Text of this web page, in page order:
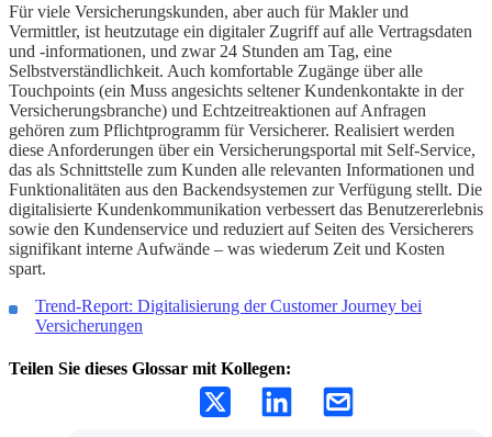
Für viele Versicherungskunden, aber auch für Makler und
Vermittler, ist heutzutage ein digitaler Zugriff auf alle Vertragsdaten
und -informationen, und zwar 24 Stunden am Tag, eine
Selbstverständlichkeit. Auch komfortable Zugänge über alle
Touchpoints (ein Muss angesichts seltener Kundenkontakte in der
Versicherungsbranche) und Echtzeitreaktionen auf Anfragen
gehören zum Pflichtprogramm für Versicherer. Realisiert werden
diese Anforderungen über ein Versicherungsportal mit Self-Service,
das als Schnittstelle zum Kunden alle relevanten Informationen und
Funktionalitäten aus den Backendsystemen zur Verfügung stellt. Die
digitalisierte Kundenkommunikation verbessert das Benutzererlebnis
sowie den Kundenservice und reduziert auf Seiten des Versicherers
signifikant interne Aufwände – was wiederum Zeit und Kosten
spart.
Trend-Report: Digitalisierung der Customer Journey bei
Versicherungen
Teilen Sie dieses Glossar mit Kollegen: